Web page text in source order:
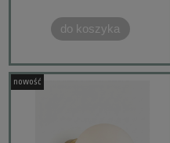
do koszyka
nowość